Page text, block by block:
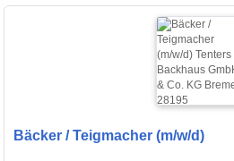
Bäcker / Teigmacher (m/w/d)